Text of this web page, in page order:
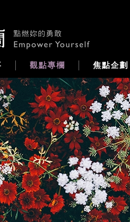
觀點專欄 焦點企劃